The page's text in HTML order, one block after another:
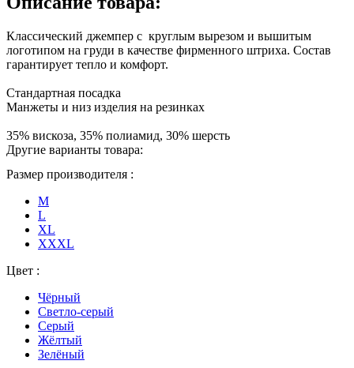
Классический джемпер с круглым вырезом и вышитым
логотипом на груди в качестве фирменного штриха. Состав
гарантирует тепло и комфорт.
Стандартная посадка
Манжеты и низ изделия на резинках
35% вискоза, 35% полиамид, 30% шерсть
Другие варианты товара:
Размер производителя :
M
L
XL
XXXL
Цвет :
Чёрный
Светло-серый
Серый
Жёлтый
Зелёный